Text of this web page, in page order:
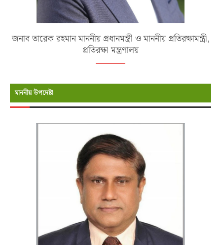
জনাব তারেক রহমান মাননীয় প্রধানমন্ত্রী ও মাননীয় প্রতিরক্ষামন্ত্রী,
প্রতিরক্ষা মন্ত্রণালয়
মাননীয় উপদেষ্টা